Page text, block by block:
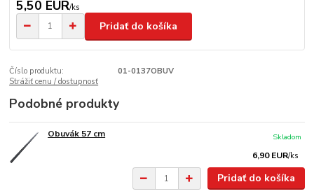
5,50 EUR/ks
Pridať do košíka
Číslo produktu:
01-0137OBUV
Strážiť cenu / dostupnosť
Podobné produkty
Obuvák 57 cm
6,90 EUR/ks
Skladom
Pridať do košíka